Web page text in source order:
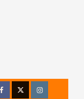
FacebookTwitterInstagram